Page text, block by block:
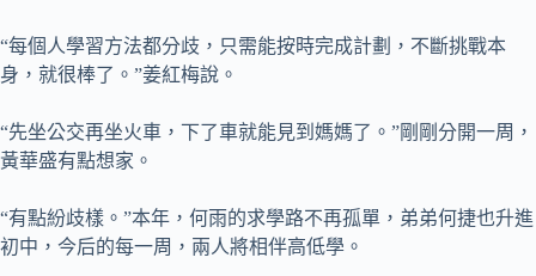
“每個人學習方法都分歧，只需能按時完成計劃，不斷挑戰本
身，就很棒了。”姜紅梅說。
“先坐公交再坐火車，下了車就能見到媽媽了。”剛剛分開一周，
黃華盛有點想家。
“有點紛歧樣。”本年，何雨的求學路不再孤單，弟弟何捷也升進
初中，今后的每一周，兩人將相伴高低學。